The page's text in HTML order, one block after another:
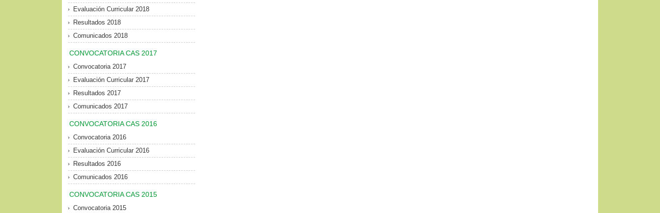
Evaluación Curricular 2018
Resultados 2018
Comunicados 2018
CONVOCATORIA CAS 2017
Convocatoria 2017
Evaluación Curricular 2017
Resultados 2017
Comunicados 2017
CONVOCATORIA CAS 2016
Convocatoria 2016
Evaluación Curricular 2016
Resultados 2016
Comunicados 2016
CONVOCATORIA CAS 2015
Convocatoria 2015